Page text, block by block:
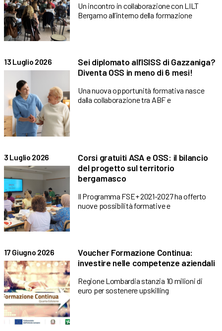
Un incontro in collaborazione con LILT
Bergamo all’interno della formazione
13 Luglio 2026
Sei diplomato all’ISISS di Gazzaniga?
Diventa OSS in meno di 6 mesi!
Una nuova opportunità formativa nasce
dalla collaborazione tra ABF e
3 Luglio 2026
Corsi gratuiti ASA e OSS: il bilancio
del progetto sul territorio
bergamasco
Il Programma FSE+ 2021-2027 ha offerto
nuove possibilità formative e
17 Giugno 2026
Voucher Formazione Continua:
investire nelle competenze aziendali
Regione Lombardia stanzia 10 milioni di
euro per sostenere upskilling